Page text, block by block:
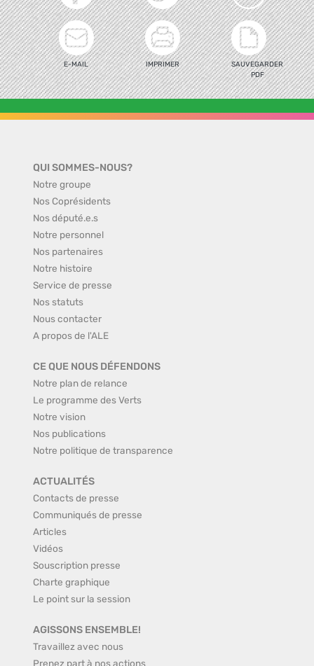
E-MAIL IMPRIMER
SAUVEGARDER
PDF
QUI SOMMES-NOUS?
Notre groupe
Nos Coprésidents
Nos député.e.s
Notre personnel
Nos partenaires
Notre histoire
Service de presse
Nos statuts
Nous contacter
A propos de l'ALE
CE QUE NOUS DÉFENDONS
Notre plan de relance
Le programme des Verts
Notre vision
Nos publications
Notre politique de transparence
ACTUALITÉS
Contacts de presse
Communiqués de presse
Articles
Vidéos
Souscription presse
Charte graphique
Le point sur la session
AGISSONS ENSEMBLE!
Travaillez avec nous
Prenez part à nos actions